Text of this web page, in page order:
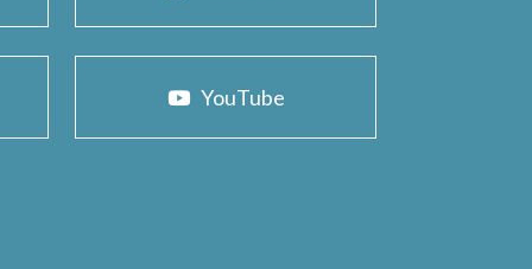
YouTube